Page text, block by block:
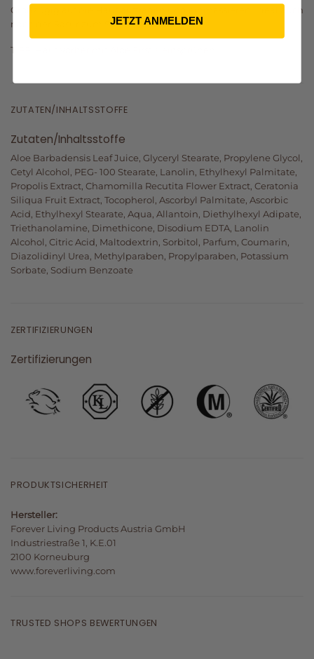
Großzügig auf die Haut auftragen und einmassieren. Ideal auch
nach der Rasur zum Schutz der Haut.
TIPP: Haut vorher mit
ZUTATEN/INHALTSSTOFFE
Zutaten/Inhaltsstoffe
Aloe Barbadensis Leaf Juice, Glyceryl Stearate, Propylene Glycol,
Cetyl Alcohol, PEG- 100 Stearate, Lanolin, Ethylhexyl Palmitate,
Propolis Extract, Chamomilla Recutita Flower Extract, Ceratonia
Siliqua Fruit Extract, Tocopherol, Ascorbyl Palmitate, Ascorbic
Acid, Ethylhexyl Stearate, Aqua, Allantoin, Diethylhexyl Adipate,
Triethanolamine, Dimethicone, Disodium EDTA, Lanolin
Alcohol, Citric Acid, Maltodextrin, Sorbitol, Parfum, Coumarin,
Diazolidinyl Urea, Methylparaben, Propylparaben, Potassium
Sorbate, Sodium Benzoate
ZERTIFIZIERUNGEN
Zertifizierungen
PRODUKTSICHERHEIT
Hersteller:
Forever Living Products Austria GmbH
Industriestraße 1, K.E.01
2100 Korneuburg
www.foreverliving.com
TRUSTED SHOPS BEWERTUNGEN
JETZT ANMELDEN